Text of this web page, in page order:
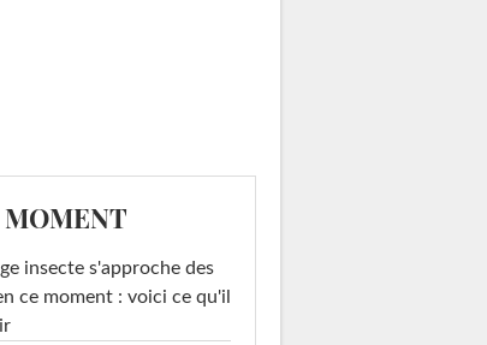
MOMENT
insecte s'approche des
ce moment : voici ce qu'il